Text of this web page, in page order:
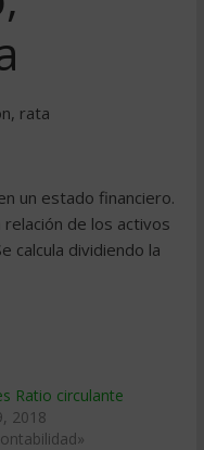
rata
un estado financiero.
de los activos
calcula dividiendo la
Ratio circulante
2018